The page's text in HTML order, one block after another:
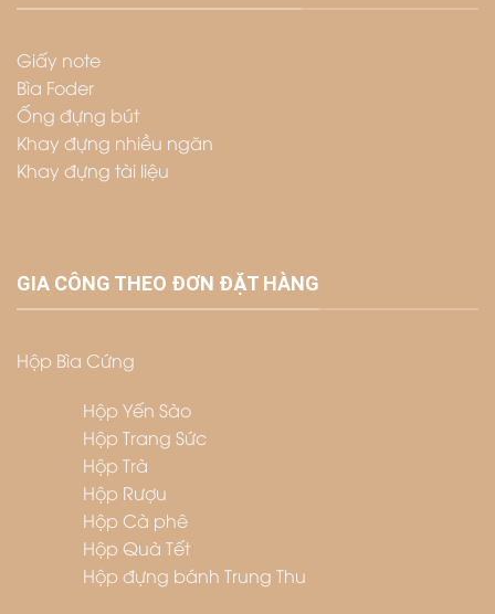
Giấy note
Bìa Foder
Ống đựng bút
Khay đựng nhiều ngăn
Khay đựng tài liệu
GIA CÔNG THEO ĐƠN ĐẶT HÀNG
Hộp Bìa Cứng
Hộp Yến Sào
Hộp Trang Sức
Hộp Trà
Hộp Rượu
Hộp Cà phê
Hộp Quà Tết
Hộp đựng bánh Trung Thu